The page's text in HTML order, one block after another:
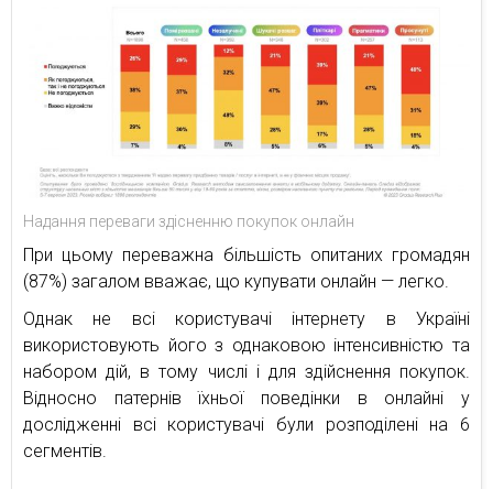
Надання переваги здісненню покупок онлайн
При цьому переважна більшість опитаних громадян
(87%) загалом вважає, що купувати онлайн — легко.
Однак не всі користувачі інтернету в Україні
використовують його з однаковою інтенсивністю та
набором дій, в тому числі і для здійснення покупок.
Відносно патернів їхньої поведінки в онлайні у
дослідженні всі користувачі були розподілені на 6
сегментів.